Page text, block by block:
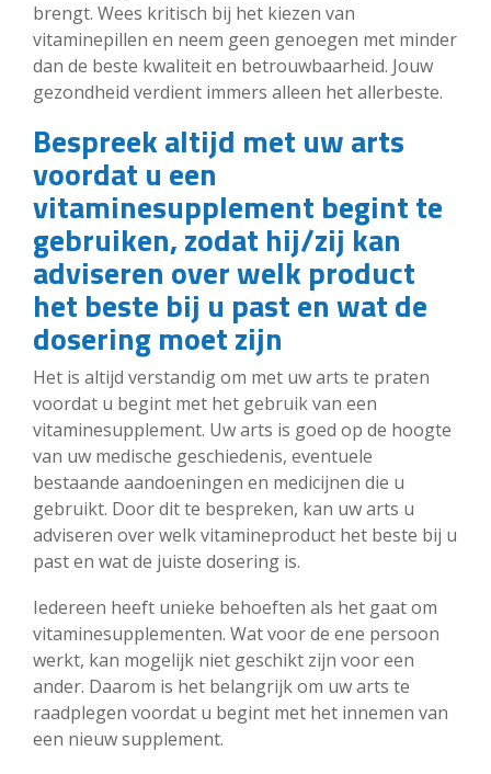
brengt. Wees kritisch bij het kiezen van
vitaminepillen en neem geen genoegen met minder
dan de beste kwaliteit en betrouwbaarheid. Jouw
gezondheid verdient immers alleen het allerbeste.
Bespreek altijd met uw arts
voordat u een
vitaminesupplement begint te
gebruiken, zodat hij/zij kan
adviseren over welk product
het beste bij u past en wat de
dosering moet zijn
Het is altijd verstandig om met uw arts te praten
voordat u begint met het gebruik van een
vitaminesupplement. Uw arts is goed op de hoogte
van uw medische geschiedenis, eventuele
bestaande aandoeningen en medicijnen die u
gebruikt. Door dit te bespreken, kan uw arts u
adviseren over welk vitamineproduct het beste bij u
past en wat de juiste dosering is.
Iedereen heeft unieke behoeften als het gaat om
vitaminesupplementen. Wat voor de ene persoon
werkt, kan mogelijk niet geschikt zijn voor een
ander. Daarom is het belangrijk om uw arts te
raadplegen voordat u begint met het innemen van
een nieuw supplement.